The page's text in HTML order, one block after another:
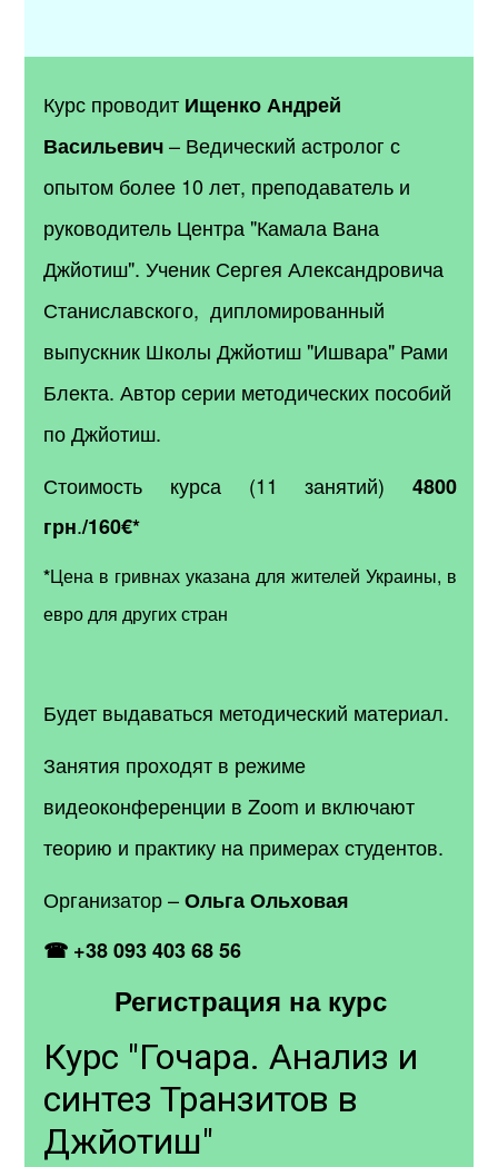
Курс проводит Ищенко Андрей
Васильевич – Ведический астролог с
опытом более 10 лет, преподаватель и
руководитель Центра "Камала Вана
Джйотиш". Ученик Сергея Александровича
Станиславского, дипломированный
выпускник Школы Джйотиш "Ишвара" Рами
Блекта. Автор серии методических пособий
по Джйотиш.
Стоимость курса (11 занятий) 4800
грн./160€*
*Цена в гривнах указана для жителей Украины, в
евро для других стран
Будет выдаваться методический материал.
Занятия проходят в режиме
видеоконференции в Zoom и включают
теорию и практику на примерах студентов.
Организатор –Ольга Ольховая
☎ +38 093 403 68 56
Регистрация на курс